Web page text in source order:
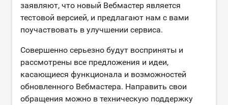
заявляют, что новый Вебмастер является
тестовой версией, и предлагают нам с вами
поучаствовать в улучшении сервиса.
Совершенно серьезно будут восприняты и
рассмотрены все предложения и идеи,
касающиеся функционала и возможностей
обновленного Вебмастера. Направить свои
обращения можно в техническую поддержку